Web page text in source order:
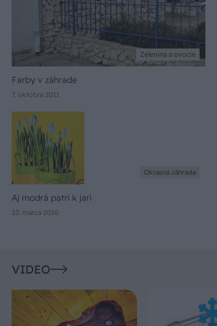
Zelenina a ovocie
Farby v záhrade
7. októbra 2011
Okrasná záhrada
Aj modrá patrí k jari
23. marca 2010
VIDEO